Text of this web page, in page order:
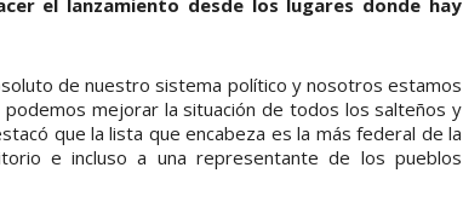
de nuestro sistema político y nosotros estamos
mejorar la situación de todos los salteños y
que la lista que encabeza es la más federal de la
e incluso a una representante de los pueblos